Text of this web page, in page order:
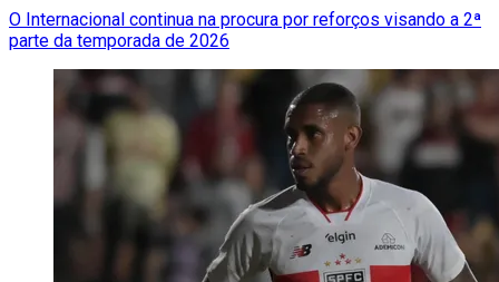
O Internacional continua na procura por reforços visando a 2ª
parte da temporada de 2026